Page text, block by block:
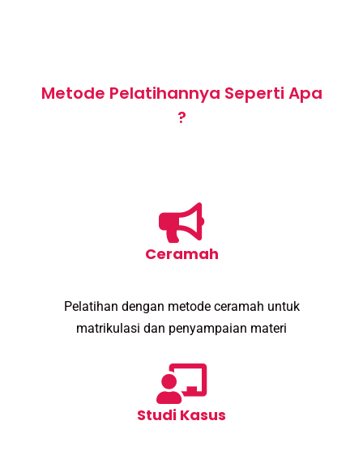
Metode Pelatihannya Seperti Apa
?
Ceramah
Pelatihan dengan metode ceramah untuk
matrikulasi dan penyampaian materi
Studi Kasus